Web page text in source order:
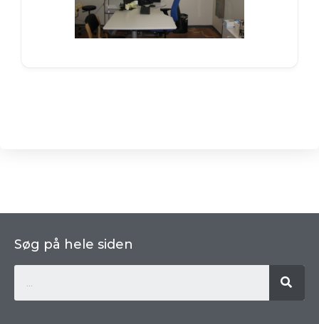
Søg på hele siden